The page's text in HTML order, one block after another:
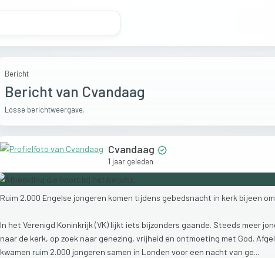
Bericht
Bericht van Cvandaag
Losse berichtweergave.
Cvandaag
1 jaar geleden
Ruim 2.000 Engelse jongeren komen tijdens gebedsnacht in kerk bijeen om
In het Verenigd Koninkrijk (VK) lijkt iets bijzonders gaande. Steeds meer
naar de kerk, op zoek naar genezing, vrijheid en ontmoeting met God.
kwamen ruim 2.000 jongeren samen in Londen voor een nacht van ge...